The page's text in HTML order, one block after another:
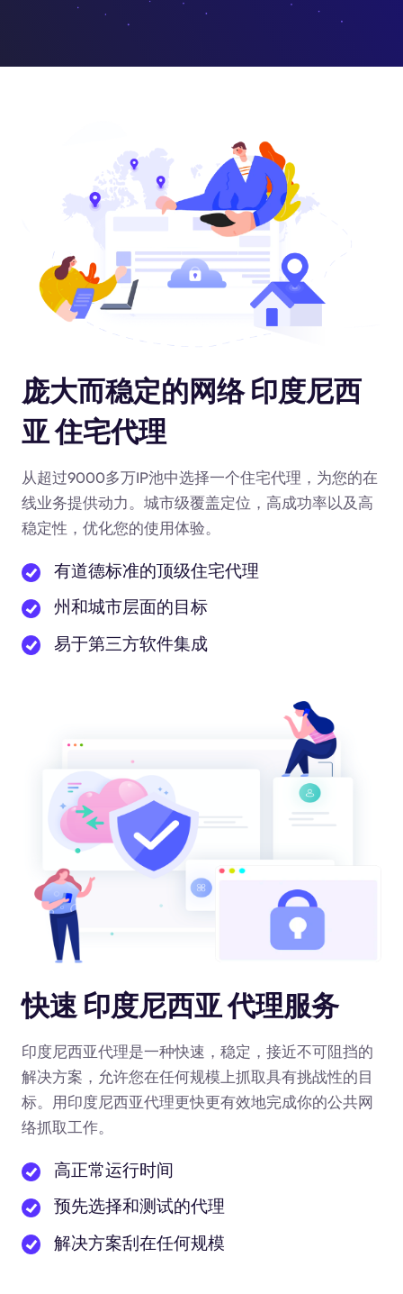
庞大而稳定的网络 印度尼西
亚 住宅代理
从超过9000多万IP池中选择一个住宅代理，为您的在
线业务提供动力。城市级覆盖定位，高成功率以及高
稳定性，优化您的使用体验。
有道德标准的顶级住宅代理
州和城市层面的目标
易于第三方软件集成
快速 印度尼西亚 代理服务
印度尼西亚代理是一种快速，稳定，接近不可阻挡的
解决方案，允许您在任何规模上抓取具有挑战性的目
标。用印度尼西亚代理更快更有效地完成你的公共网
络抓取工作。
高正常运行时间
预先选择和测试的代理
解决方案刮在任何规模